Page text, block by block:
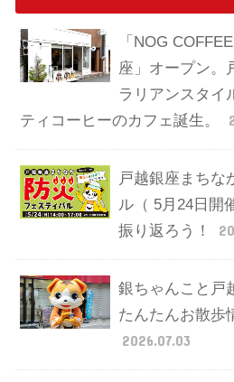
「NOG
座」オープン。
ラリアンスタイ
ティコーヒーのカフェ誕生。
戸越銀座まちな
ル（ 5月24日開
振り返ろう！
銀ちゃんこと戸
たんたんお散歩
2026.07.03